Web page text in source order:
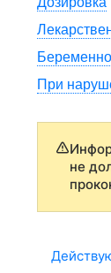
При
не